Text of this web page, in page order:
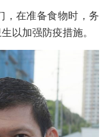
，在准备食物时，务
以加强防疫措施。